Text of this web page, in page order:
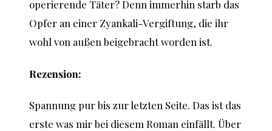
operierende Täter? Denn immerhin starb das
Opfer an einer Zyankali-Vergiftung, die ihr
wohl von außen beigebracht worden ist.
Rezension:
Spannung pur bis zur letzten Seite. Das ist das
erste was mir bei diesem Roman einfällt. Über